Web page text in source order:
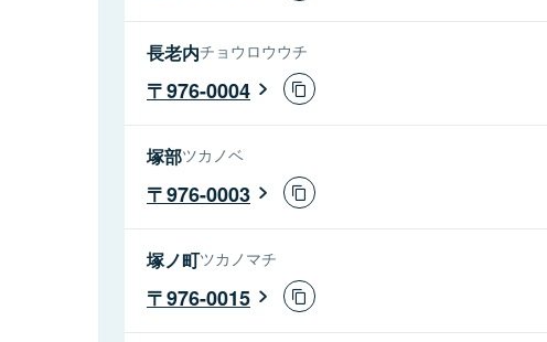
長老内チョウロウウチ
976-0004
塚部ツカノベ
976-0003
塚ノ町ツカノマチ
976-0015